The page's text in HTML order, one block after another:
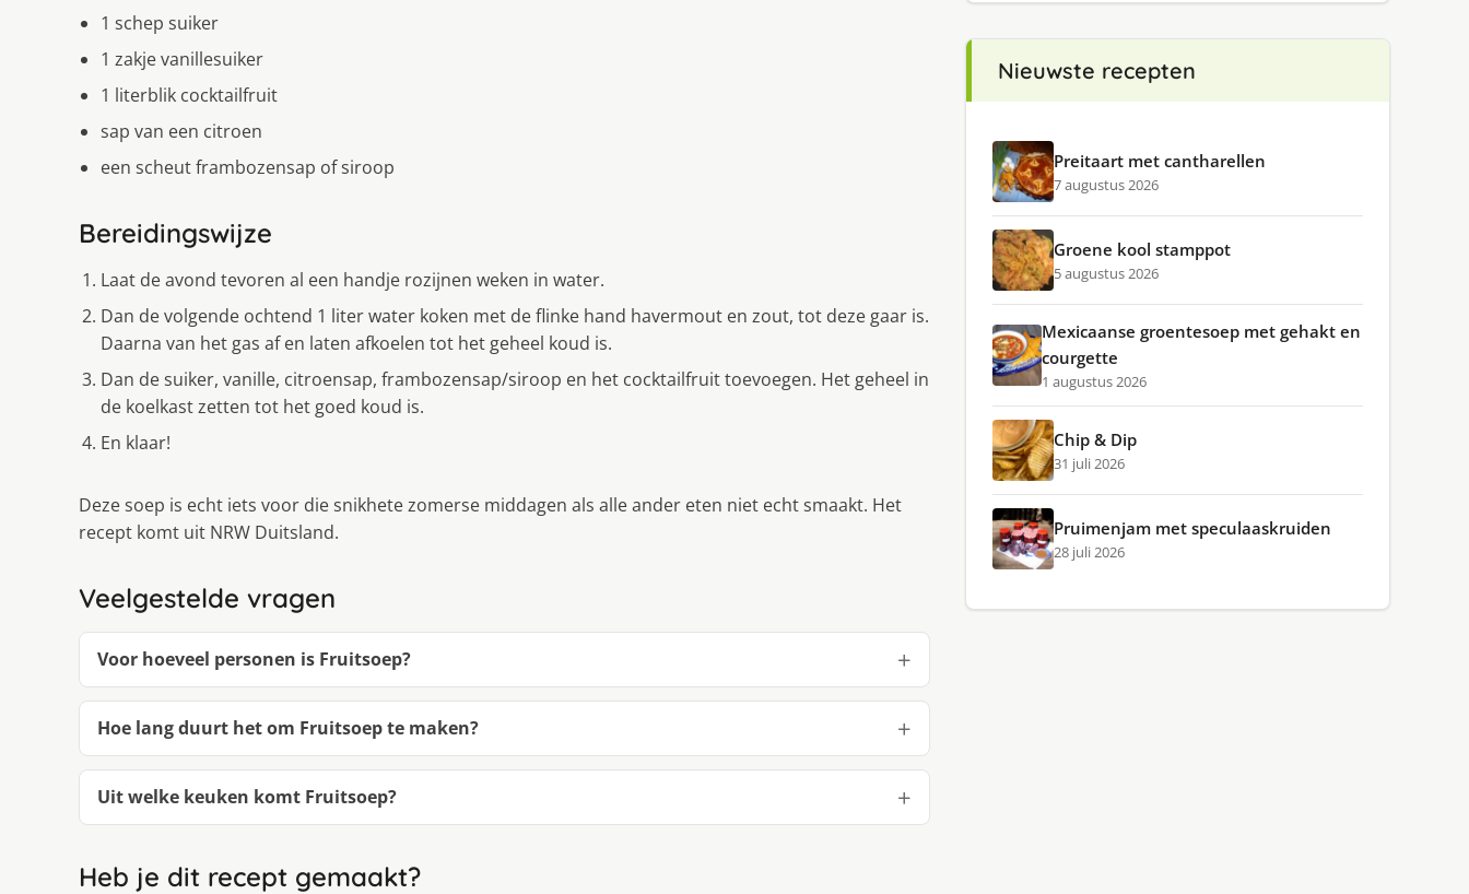
1 schep suiker
1 zakje vanillesuiker
1 literblik cocktailfruit
sap van een citroen
een scheut frambozensap of siroop
Bereidingswijze
Laat de avond tevoren al een handje rozijnen weken in water.
Dan de volgende ochtend 1 liter water koken met de flinke hand havermout en zout, tot deze gaar is.
Daarna van het gas af en laten afkoelen tot het geheel koud is.
Dan de suiker, vanille, citroensap, frambozensap/siroop en het cocktailfruit toevoegen. Het geheel in
de koelkast zetten tot het goed koud is.
En klaar!
Deze soep is echt iets voor die snikhete zomerse middagen als alle ander eten niet echt smaakt. Het
recept komt uit NRW Duitsland.
Veelgestelde vragen
Voor hoeveel personen is Fruitsoep?
Hoe lang duurt het om Fruitsoep te maken?
Uit welke keuken komt Fruitsoep?
Heb je dit recept gemaakt?
Nieuwste recepten
Preitaart met cantharellen
7 augustus 2026
Groene kool stamppot
5 augustus 2026
Mexicaanse groentesoep met gehakt en
courgette
1 augustus 2026
Chip & Dip
31 juli 2026
Pruimenjam met speculaaskruiden
28 juli 2026